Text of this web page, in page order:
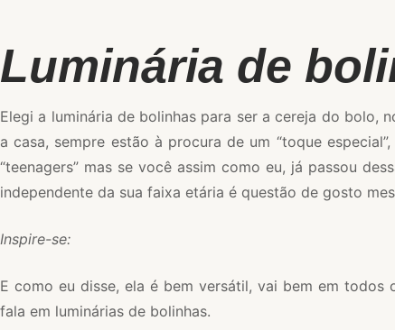
Luminária de
Elegi a luminária de bolinhas para ser a cereja do bolo,
a casa, sempre estão à procura de um “toque
“teenagers” mas se você assim como eu, já passou
independente da sua faixa etária é questão de gosto
Inspire-se:
E como eu disse, ela é bem versátil, vai bem em
fala em luminárias de bolinhas.